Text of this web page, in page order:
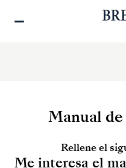
Manual
Rellene el
Me interesa el